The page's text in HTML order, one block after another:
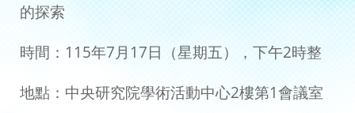
的探索
時間：115年7月17日（星期五），下午2時整
地點：中央研究院學術活動中心2樓第1會議室